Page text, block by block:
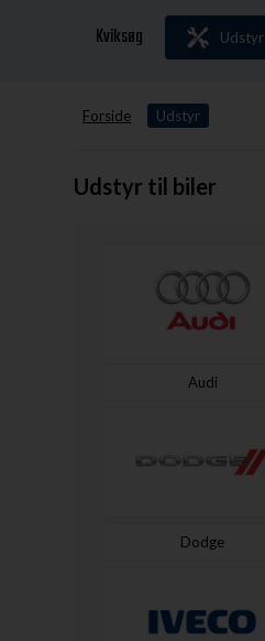
Kviksøg Udstyr
Forside Udstyr
Udstyr til biler
Audi
Dodge